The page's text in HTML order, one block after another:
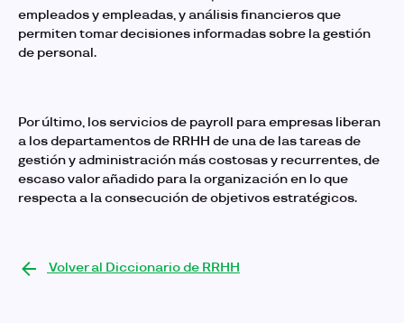
empleados y empleadas, y análisis financieros que
permiten tomar decisiones informadas sobre la gestión
de personal.
Por último, los servicios de payroll para empresas liberan
a los departamentos de RRHH de una de las tareas de
gestión y administración más costosas y recurrentes, de
escaso valor añadido para la organización en lo que
respecta a la consecución de objetivos estratégicos.
Volver al Diccionario de RRHH